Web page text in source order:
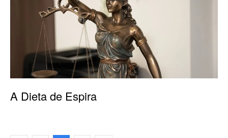
A Dieta de Espira